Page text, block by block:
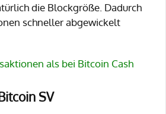
die Blockgröße. Dadurch
schneller abgewickelt
als bei Bitcoin Cash
SV